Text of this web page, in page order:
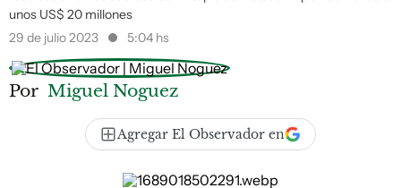
unos US$ 20 millones
29 de julio 2023
5:04 hs
Por Miguel Noguez
Agregar El Observador en